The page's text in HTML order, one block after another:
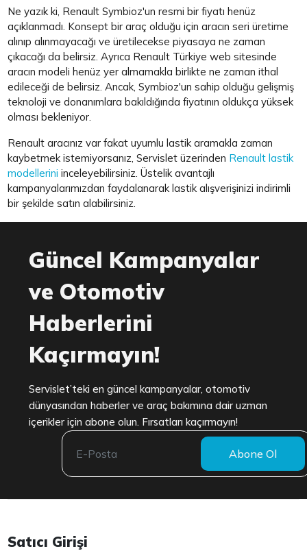
Ne yazık ki, Renault Symbioz'un resmi bir fiyatı henüz
açıklanmadı. Konsept bir araç olduğu için aracın seri üretime
alınıp alınmayacağı ve üretilecekse piyasaya ne zaman
çıkacağı da belirsiz. Ayrıca Renault Türkiye web sitesinde
aracın modeli henüz yer almamakla birlikte ne zaman ithal
edileceği de belirsiz. Ancak, Symbioz'un sahip olduğu gelişmiş
teknoloji ve donanımlara bakıldığında fiyatının oldukça yüksek
olması bekleniyor.
Renault aracınız var fakat uyumlu lastik aramakla zaman
kaybetmek istemiyorsanız, Servislet üzerinden Renault lastik
modellerini inceleyebilirsiniz. Üstelik avantajlı
kampanyalarımızdan faydalanarak lastik alışverişinizi indirimli
bir şekilde satın alabilirsiniz.
Güncel Kampanyalar
ve Otomotiv
Haberlerini
Kaçırmayın!
Servislet’teki en güncel kampanyalar, otomotiv
dünyasından haberler ve araç bakımına dair uzman
içerikler için abone olun. Fırsatları kaçırmayın!
Abone Ol
Satıcı Girişi